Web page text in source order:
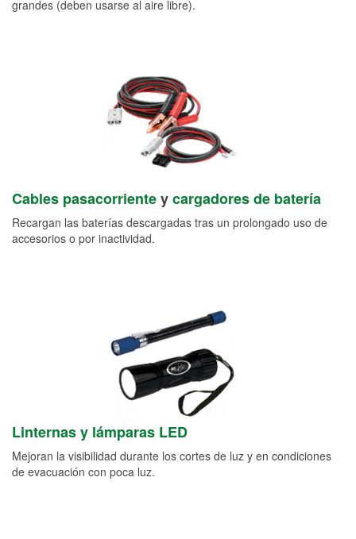
grandes (deben usarse al aire libre).
Cables pasacorrienteycargadores de batería
Recargan las baterías descargadas tras un prolongado uso de
accesorios o por inactividad.
Linternas y lámparas LED
Mejoran la visibilidad durante los cortes de luz y en condiciones
de evacuación con poca luz.